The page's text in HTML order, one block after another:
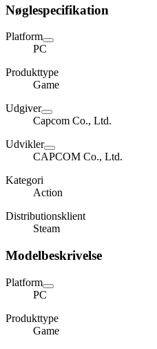
Nøglespecifikation
Platform
PC
Produkttype
Game
Udgiver
Capcom Co., Ltd.
Udvikler
CAPCOM Co., Ltd.
Kategori
Action
Distributionsklient
Steam
Modelbeskrivelse
Platform
PC
Produkttype
Game